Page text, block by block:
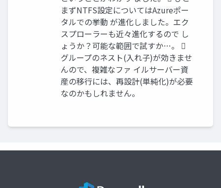
まずNTFS設定についてはAzureポー
タルでの挙動 が進化しました。エク
スプローラーも近々進化するので し
ょうか？可能な範囲で試すか…。 
グループのネスト(入れ子)が効きませ
んので、複雑なファ イルサーバー資
産の移行には、再設計(単純化)が必要
なのかもしれません。